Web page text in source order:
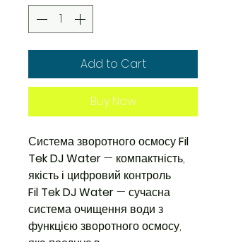
Add to Cart
Buy Now
Система зворотного осмосуFil
Tek DJ Water— компактність,
якість і цифровий контроль
Fil Tek DJ Water— сучасна
система очищення води з
функцією зворотного осмосу,